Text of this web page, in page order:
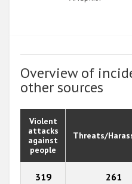
Overview of
other sources
Violent
attacks
against
people
Threats/
319 261